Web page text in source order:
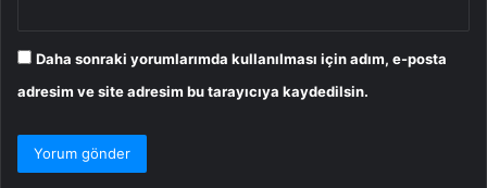
Daha sonraki yorumlarımda kullanılması için adım, e-posta
adresim ve site adresim bu tarayıcıya kaydedilsin.